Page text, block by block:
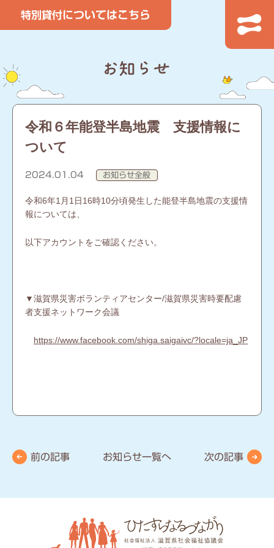
令和６年能登半島地震 支援情報に
ついて
2024.01.04 お知らせ全般
令和6年1月1日16時10分頃発生した能登半島地震の支援情
報については、
以下アカウントをご確認ください。
▼滋賀県災害ボランティアセンター/滋賀県災害時要配慮
者支援ネットワーク会議
https://www.facebook.com/shiga.saigaivc/?locale=ja_JP
前の記事 お知らせ一覧へ 次の記事